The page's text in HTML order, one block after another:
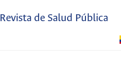
Revista de Salud Pública